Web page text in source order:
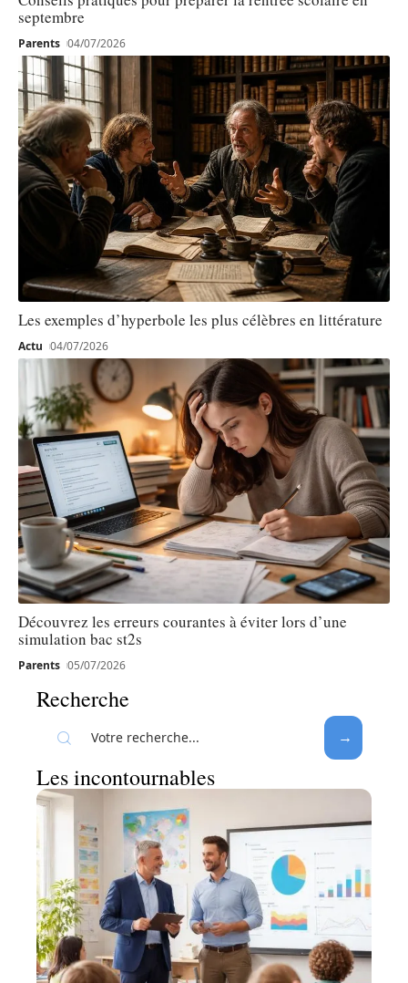
septembre
Parents 04/07/2026
Les exemples d’hyperbole les plus célèbres en littérature
Actu 04/07/2026
Découvrez les erreurs courantes à éviter lors d’une
simulation bac st2s
Parents 05/07/2026
Recherche
Les incontournables